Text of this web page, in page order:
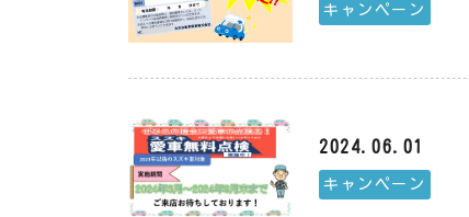
キャンペーン
2024.06.01
キャンペーン